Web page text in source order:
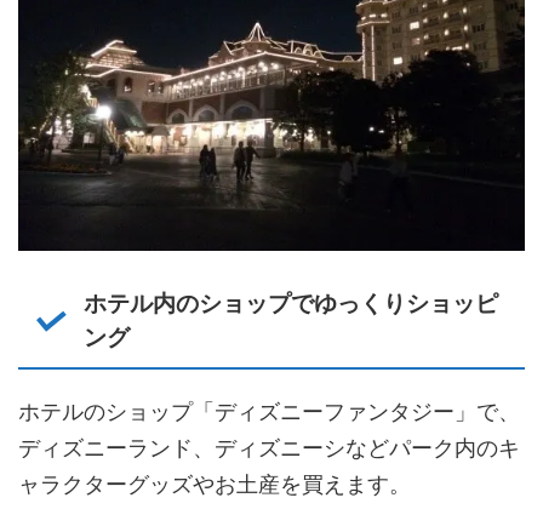
ホテル内のショップでゆっくりショッピ
ング
ホテルのショップ「ディズニーファンタジー」で、
ディズニーランド、ディズニーシなどパーク内のキ
ャラクターグッズやお土産を買えます。